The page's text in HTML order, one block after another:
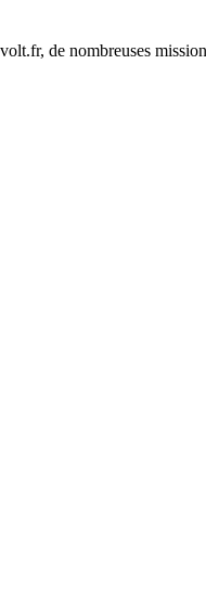
de nombreuses